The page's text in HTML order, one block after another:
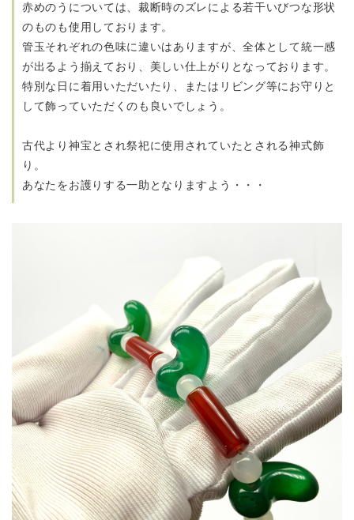
赤めのうについては、裁断時のズレによる若干いびつな形状
のものも使用しております。
管玉それぞれの色味に違いはありますが、全体として統一感
が出るよう揃えており、美しい仕上がりとなっております。
特別な日に着用いただいたり、またはリビング等にお守りと
して飾っていただくのも良いでしょう。
古代より神宝とされ祭祀に使用されていたとされる神式飾
り。
あなたをお護りする一助となりますよう・・・